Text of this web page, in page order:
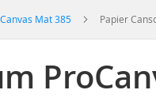
Mat 385 Papier